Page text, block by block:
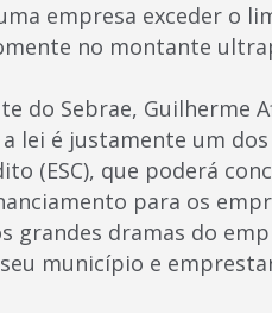
empresa exceder o
no montante
do Sebrae,
lei é justamente um
(ESC), que poderá
para os
grandes dramas do
município e